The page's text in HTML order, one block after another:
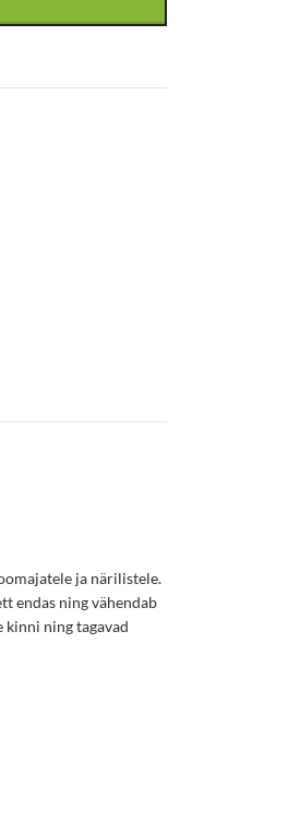
ja närilistele.
endas ning vähendab
ning tagavad